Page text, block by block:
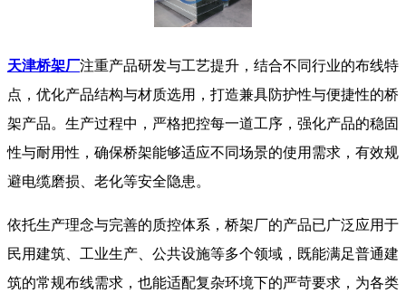
天津桥架厂注重产品研发与工艺提升，结合不同行业的布线特
点，优化产品结构与材质选用，打造兼具防护性与便捷性的桥
架产品。生产过程中，严格把控每一道工序，强化产品的稳固
性与耐用性，确保桥架能够适应不同场景的使用需求，有效规
避电缆磨损、老化等安全隐患。
依托生产理念与完善的质控体系，桥架厂的产品已广泛应用于
民用建筑、工业生产、公共设施等多个领域，既能满足普通建
筑的常规布线需求，也能适配复杂环境下的严苛要求，为各类